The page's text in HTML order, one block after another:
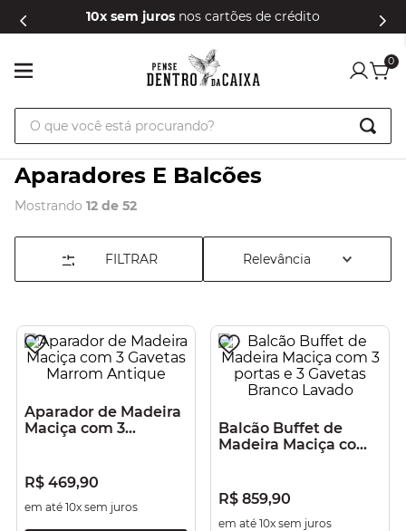
10x sem juros nos cartões de crédito
0
O que você está procurando?
Aparadores E Balcões
Mostrando 12 de 52
FILTRAR Relevância
Aparador de Madeira
Maciça com 3
R$ 469,90
em até 10x sem juros
Balcão Buffet de
Madeira Maciça com
R$ 859,90
em até 10x sem juros